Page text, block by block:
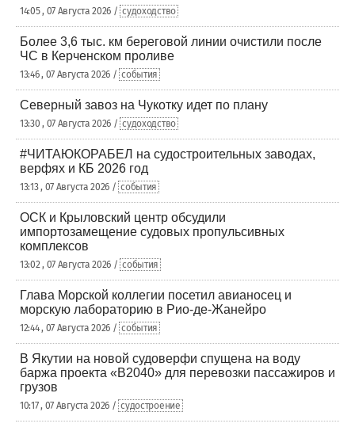
14:05 , 07 Августа 2026 / судоходство
Более 3,6 тыс. км береговой линии очистили после
ЧС в Керченском проливе
13:46 , 07 Августа 2026 / события
Северный завоз на Чукотку идет по плану
13:30 , 07 Августа 2026 / судоходство
#ЧИТАЮКОРАБЕЛ на судостроительных заводах,
верфях и КБ 2026 год
13:13 , 07 Августа 2026 / события
ОСК и Крыловский центр обсудили
импортозамещение судовых пропульсивных
комплексов
13:02 , 07 Августа 2026 / события
Глава Морской коллегии посетил авианосец и
морскую лабораторию в Рио-де-Жанейро
12:44 , 07 Августа 2026 / события
В Якутии на новой судоверфи спущена на воду
баржа проекта «В2040» для перевозки пассажиров и
грузов
10:17 , 07 Августа 2026 / судостроение